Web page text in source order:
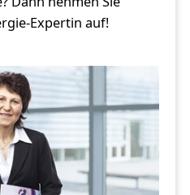
Expertin auf!